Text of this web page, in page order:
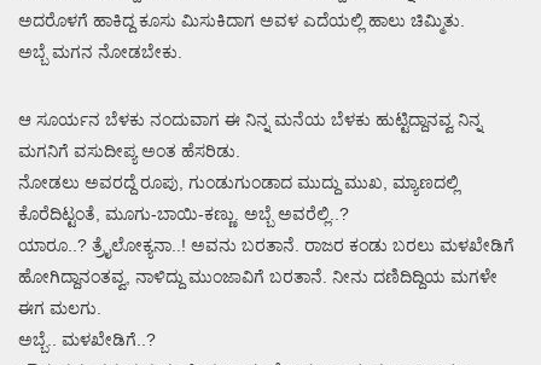
ಅದರೊಳಗೆ ಹಾಕಿದ್ದ ಕೂಸು ಮಿಸುಕಿದಾಗ ಅವಳ ಎದೆಯಲ್ಲಿ ಹಾಲು ಚಿಮ್ಮಿತು.
ಅಬ್ಬೆ ಮಗನ ನೋಡಬೇಕು.
ಆ ಸೂರ್ಯನ ಬೆಳಕು ನಂದುವಾಗ ಈ ನಿನ್ನ ಮನೆಯ ಬೆಳಕು ಹುಟ್ಟಿದ್ದಾನವ್ವ ನಿನ್ನ
ಮಗನಿಗೆ ವಸುದೀಪ್ಯ ಅಂತ ಹೆಸರಿಡು.
ನೋಡಲು ಅವರದ್ದೆ ರೂಪು, ಗುಂಡುಗುಂಡಾದ ಮುದ್ದು ಮುಖ, ಮ್ಯಾಣದಲ್ಲಿ
ಕೊರೆದಿಟ್ಟಂತೆ, ಮೂಗು-ಬಾಯಿ-ಕಣ್ಣು. ಅಬ್ಬೆ ಅವರೆಲ್ಲಿ..?
ಯಾರೂ..? ತ್ರೈಲೋಕ್ಯನಾ..! ಅವನು ಬರತಾನೆ. ರಾಜರ ಕಂಡು ಬರಲು ಮಳಖೇಡಿಗೆ
ಹೋಗಿದ್ದಾನಂತವ್ವ, ನಾಳಿದ್ದು ಮುಂಜಾವಿಗೆ ಬರತಾನೆ. ನೀನು ದಣಿದಿದ್ದಿಯ ಮಗಳೇ
ಈಗ ಮಲಗು.
ಅಬ್ಬೆ.. ಮಳಖೇಡಿಗೆ..?